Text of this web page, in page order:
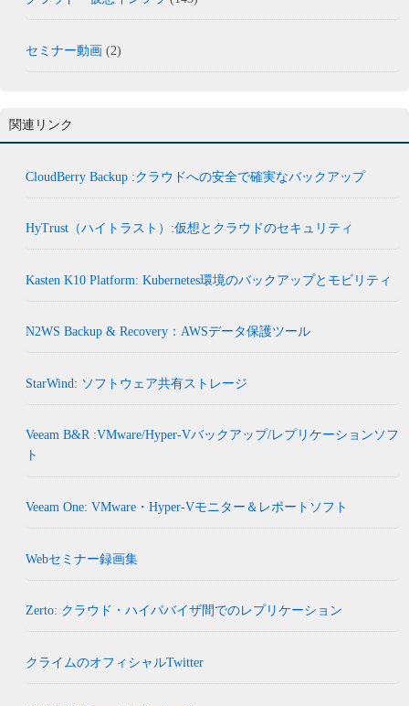
セミナー動画 (2)
関連リンク
CloudBerry Backup :クラウドへの安全で確実なバックアップ
HyTrust（ハイトラスト）:仮想とクラウドのセキュリティ
Kasten K10 Platform: Kubernetes環境のバックアップとモビリティ
N2WS Backup & Recovery：AWSデータ保護ツール
StarWind: ソフトウェア共有ストレージ
Veeam B&R :VMware/Hyper-Vバックアップ/レプリケーションソフ
ト
Veeam One: VMware・Hyper-Vモニター＆レポートソフト
Webセミナー録画集
Zerto: クラウド・ハイパバイザ間でのレプリケーション
クライムのオフィシャルTwitter